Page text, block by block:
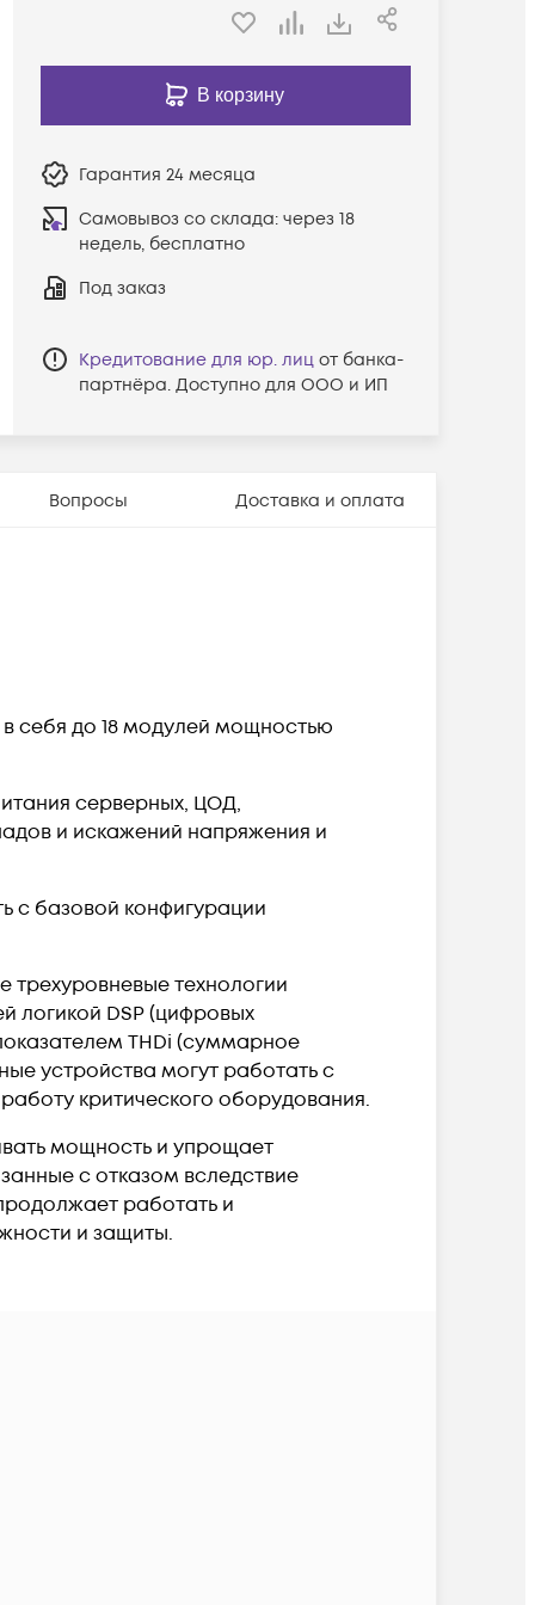
В корзину
Гарантия 24 месяца
Самовывоз со склада: через 18
недель, бесплатно
Под заказ
Кредитование для юр. лиц от банка-
партнёра. Доступно для ООО и ИП
Вопросы Доставка и оплата
себя до 18 модулей мощностью
серверных, ЦОД,
и искажений напряжения и
с базовой конфигурации
технологии
логикой DSP (цифровых
THDi (суммарное
устройства могут работать с
критического оборудования.
мощность и упрощает
с отказом вследствие
работать и
и защиты.